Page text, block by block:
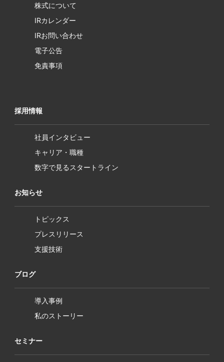
株式について
IRカレンダー
IRお問い合わせ
電子公告
免責事項
採用情報
社員インタビュー
キャリア・職種
数字で見るスタートライン
お知らせ
トピックス
プレスリリース
支援技術
ブログ
導入事例
私のストーリー
セミナー